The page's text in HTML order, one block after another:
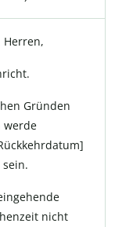
Herren,
Gründen
werde
nicht